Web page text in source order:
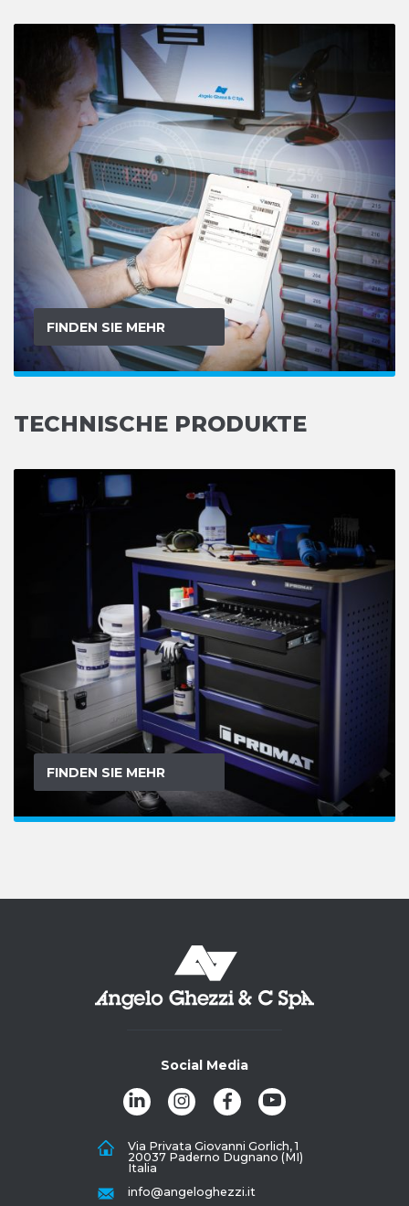
FINDEN SIE MEHR
TECHNISCHE PRODUKTE
FINDEN SIE MEHR
Social Media
Via Privata Giovanni Gorlich, 1
20037 Paderno Dugnano (MI)
Italia
info@angeloghezzi.it